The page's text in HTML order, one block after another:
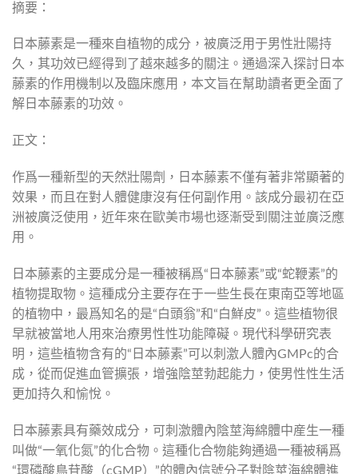
摘要：
日本藤素是一種來自植物的成分，被廣泛用于男性壯陽持
久，其功效已經得到了越來越多的關注。通過深入探討日本
藤素的作用機制以及臨床應用，本文旨在幫助讀者更全面了
解日本藤素的功效。
正文：
作爲一種新型的天然壯陽劑，日本藤素不僅有著非常顯著的
效果，而且在對人體健康沒有任何副作用。該成分最初在亞
洲被廣泛使用，近年來在歐美市場也逐漸受到關注並廣泛應
用。
日本藤素的主要成分是一種被稱爲“日本藤素”或“蛇鞭素”的
植物提取物。這種成分主要存在于一些生長在東南亞等地區
的植物中，最爲知名的是“白頭翁”和“白鮮皮”。這些植物很
早就被當地人用來治療男性性功能障礙。現代科學研究表
明，這些植物含有的“日本藤素”可以刺激人體內GMPc的合
成，從而促進血管擴張，增強陰莖勃起能力，使男性性生活
更加持久和愉悅。
日本藤素具有藥效成分，可刺激體內陰莖海綿體中産生一種
叫做“一氧化氮”的化合物。這種化合物能夠通過一種被稱爲
“環磷酸鳥苷酸（cGMP）”的體內信號分子對陰莖海綿體進